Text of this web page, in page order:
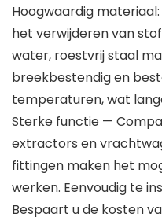
Hoogwaardig
het verwijderen van
water, roestvrij staal
breekbestendig en
temperaturen, wat
Sterke functie —
extractors en
fittingen maken het
werken. Eenvoudig te
Bespaart u de kosten